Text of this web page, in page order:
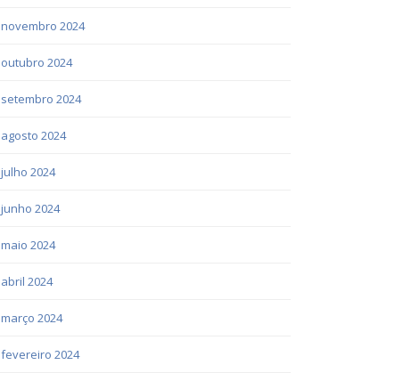
novembro 2024
outubro 2024
setembro 2024
agosto 2024
julho 2024
junho 2024
maio 2024
abril 2024
março 2024
fevereiro 2024